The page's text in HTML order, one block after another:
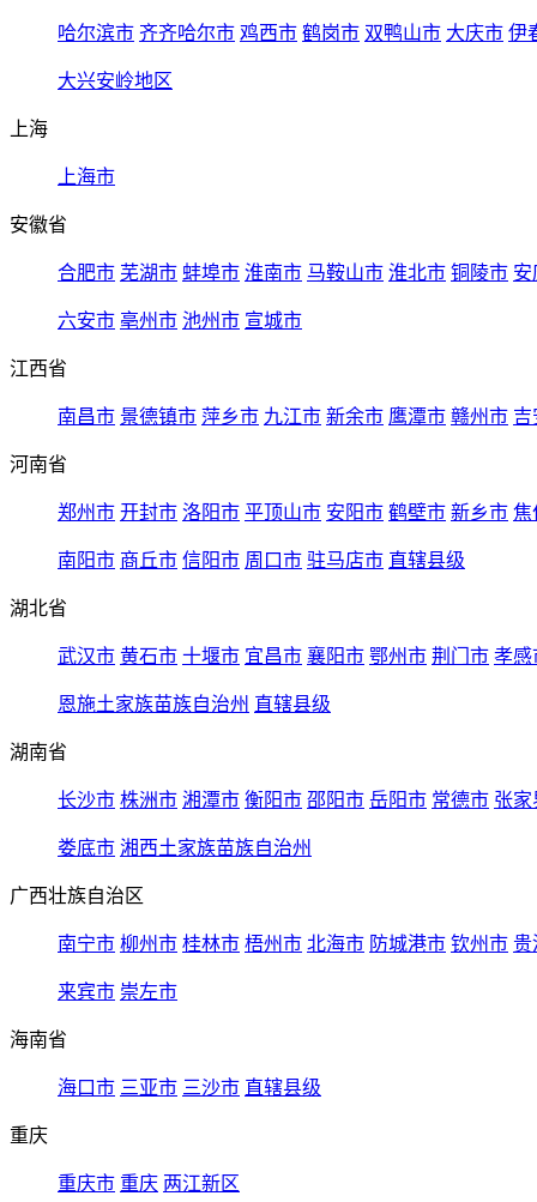
哈尔滨市 齐齐哈尔市 鸡西市 鹤岗市 双鸭山市 大庆市 伊
大兴安岭地区
上海
上海市
安徽省
合肥市 芜湖市 蚌埠市 淮南市 马鞍山市 淮北市 铜陵市 安
六安市 亳州市 池州市 宣城市
江西省
南昌市 景德镇市 萍乡市 九江市 新余市 鹰潭市 赣州市 吉
河南省
郑州市 开封市 洛阳市 平顶山市 安阳市 鹤壁市 新乡市 焦
南阳市 商丘市 信阳市 周口市 驻马店市 直辖县级
湖北省
武汉市 黄石市 十堰市 宜昌市 襄阳市 鄂州市 荆门市 孝感
恩施土家族苗族自治州 直辖县级
湖南省
长沙市 株洲市 湘潭市 衡阳市 邵阳市 岳阳市 常德市 张家
娄底市 湘西土家族苗族自治州
广西壮族自治区
南宁市 柳州市 桂林市 梧州市 北海市 防城港市 钦州市 贵
来宾市 崇左市
海南省
海口市 三亚市 三沙市 直辖县级
重庆
重庆市 重庆 两江新区